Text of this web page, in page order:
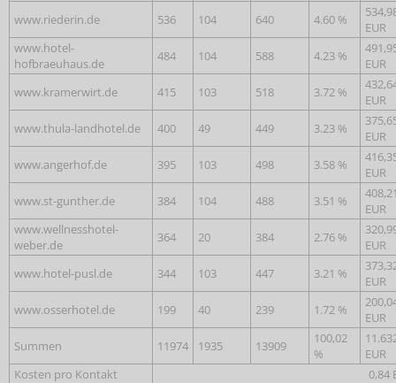
www.riederin.de
536 104 640 4.60 %
EUR
www.hotel-
hofbraeuhaus.de
484 104 588 4.23 %
EUR
www.kramerwirt.de
415 103 518 3.72 %
EUR
www.thula-landhotel.de
400 49 449 3.23 %
EUR
www.angerhof.de
395 103 498 3.58 %
EUR
www.st-gunther.de
384 104 488 3.51 %
EUR
www.wellnesshotel-
weber.de
364 20 384 2.76 %
EUR
www.hotel-pusl.de
344 103 447 3.21 %
EUR
www.osserhotel.de
199 40 239 1.72 %
EUR
Summen
11974 1935 13909
100,02
%
EUR
Kosten pro Kontakt
0,84